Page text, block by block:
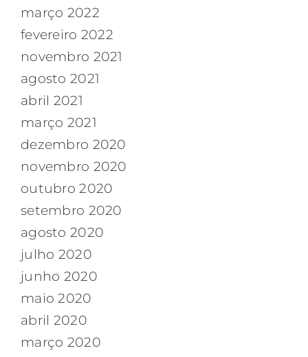
março 2022
fevereiro 2022
novembro 2021
agosto 2021
abril 2021
março 2021
dezembro 2020
novembro 2020
outubro 2020
setembro 2020
agosto 2020
julho 2020
junho 2020
maio 2020
abril 2020
março 2020